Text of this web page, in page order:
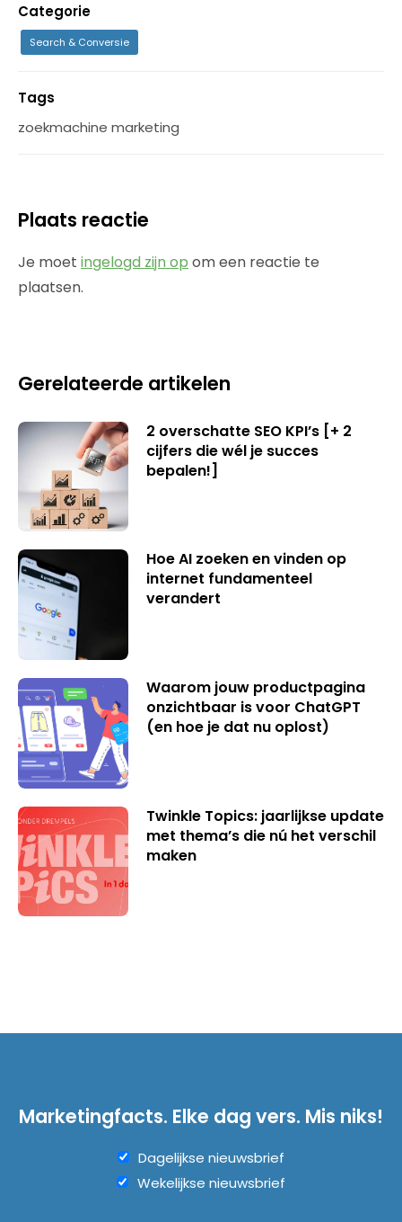
Categorie
Search & Conversie
Tags
zoekmachine marketing
Plaats reactie
Je moet ingelogd zijn op om een reactie te
plaatsen.
Gerelateerde artikelen
2 overschatte SEO KPI’s [+ 2
cijfers die wél je succes
bepalen!]
Hoe AI zoeken en vinden op
internet fundamenteel
verandert
Waarom jouw productpagina
onzichtbaar is voor ChatGPT
(en hoe je dat nu oplost)
Twinkle Topics: jaarlijkse update
met thema’s die nú het verschil
maken
Marketingfacts. Elke dag vers. Mis niks!
Dagelijkse nieuwsbrief
Wekelijkse nieuwsbrief